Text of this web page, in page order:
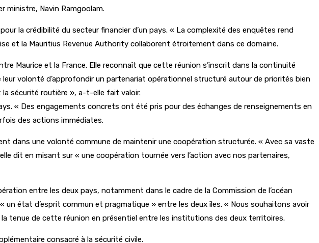
ministre, Navin Ramgoolam.
la crédibilité du secteur financier d’un pays. « La complexité des enquêtes rend
et la Mauritius Revenue Authority collaborent étroitement dans ce domaine.
Maurice et la France. Elle reconnaît que cette réunion s’inscrit dans la continuité
volonté d’approfondir un partenariat opérationnel structuré autour de priorités bien
sécurité routière », a-t-elle fait valoir.
« Des engagements concrets ont été pris pour des échanges de renseignements en
des actions immédiates.
dans une volonté commune de maintenir une coopération structurée. « Avec sa vaste
dit en misant sur « une coopération tournée vers l’action avec nos partenaires,
entre les deux pays, notamment dans le cadre de la Commission de l’océan
état d’esprit commun et pragmatique » entre les deux îles. « Nous souhaitons avoir
tenue de cette réunion en présentiel entre les institutions des deux territoires.
consacré à la sécurité civile.